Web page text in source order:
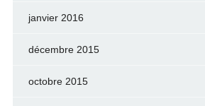
janvier 2016
décembre 2015
octobre 2015